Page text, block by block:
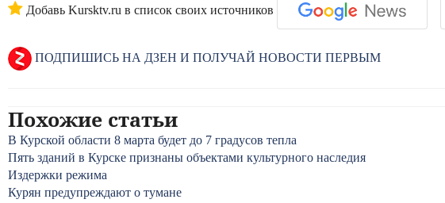
Добавь Kursktv.ru в список своих источников
ПОДПИШИСЬ НА ДЗЕН И ПОЛУЧАЙ НОВОСТИ ПЕРВЫМ
Похожие статьи
В Курской области 8 марта будет до 7 градусов тепла
Пять зданий в Курске признаны объектами культурного наследия
Издержки режима
Курян предупреждают о тумане